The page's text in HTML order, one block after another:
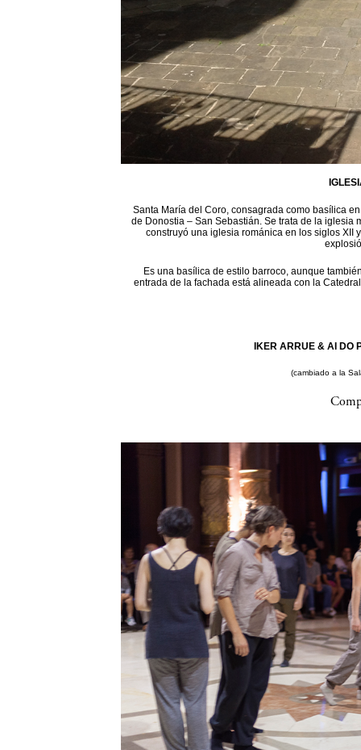
Santa María del Coro, consagrada como basílica
de Donostia – San Sebastián. Se trata de la iglesia
construyó una iglesia románica en los siglos XII
Es una basílica de estilo barroco, aunque
entrada de la fachada está alineada con la
IKER ARRUE & AI DO
(cambiado a la